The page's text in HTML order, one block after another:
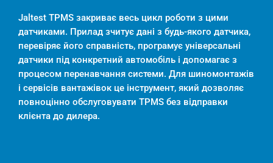
Jaltest TPMS закриває весь цикл роботи з цими
датчиками. Прилад зчитує дані з будь-якого датчика,
перевіряє його справність, програмує універсальні
датчики під конкретний автомобіль і допомагає з
процесом перенавчання системи. Для шиномонтажів
і сервісів вантажівок це інструмент, який дозволяє
повноцінно обслуговувати TPMS без відправки
клієнта до дилера.